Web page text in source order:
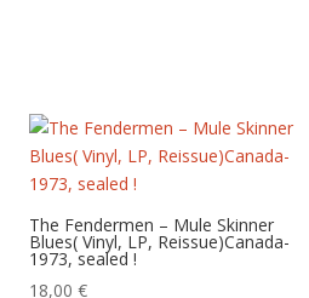
The Fendermen – Mule Skinner
Blues( Vinyl, LP, Reissue)Canada-
1973, sealed !
18,00€